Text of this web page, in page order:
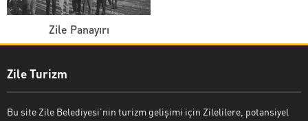
Zile Panayırı
Zile Turizm
Bu site Zile Belediyesi’nin turizm gelişimi için Zilelilere, potansiyel